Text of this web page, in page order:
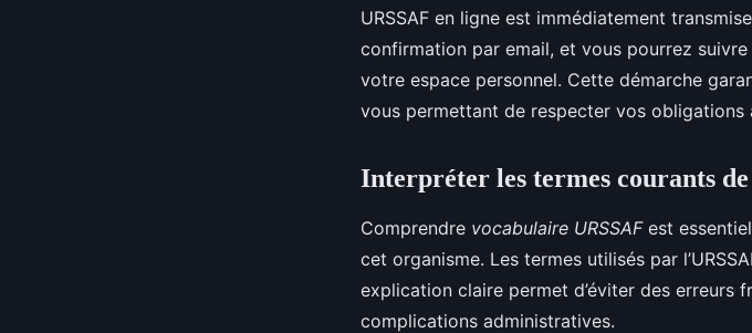
URSSAF en ligne est immédiatement
confirmation par email, et vous pourrez
votre espace personnel. Cette démarche
vous permettant de respecter vos obligations
Interpréter les termes courants de
Comprendre vocabulaire URSSAFest
cet organisme. Les termes utilisés par
explication claire permet d’éviter des erreurs
complications administratives.